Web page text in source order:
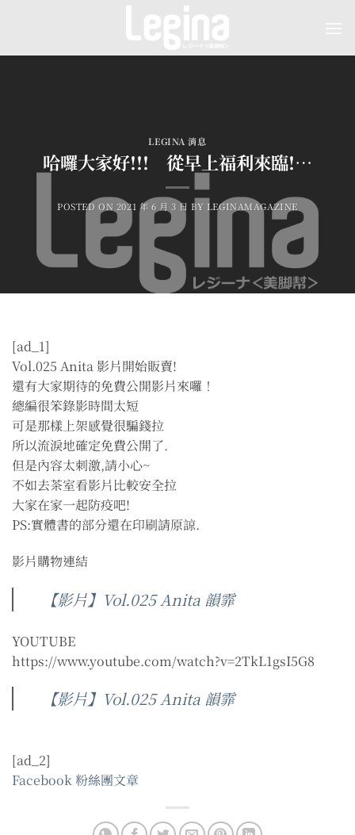
LEGINA 消息
哈囉大家好!!! 從早上福利來臨!…
POSTED ON 2021 年 6 月 3 日 BY LEGINAMAGAZINE
[ad_1]
Vol.025 Anita 影片開始販賣!
還有大家期待的免費公開影片來囉！
總編很笨錄影時間太短
可是那樣上架感覺很騙錢拉
所以流淚地確定免費公開了.
但是內容太刺激,請小心~
不如去茶室看影片比較安全拉
大家在家一起防疫吧!
PS:實體書的部分還在印刷請原諒.
影片購物連結
【影片】Vol.025 Anita 韻霏
YOUTUBE
https://www.youtube.com/watch?v=2TkL1gsI5G8
【影片】Vol.025 Anita 韻霏
[ad_2]
Facebook 粉絲團文章